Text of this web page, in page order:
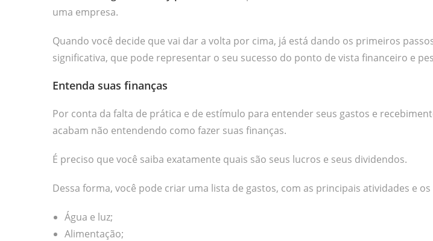
uma empresa.
Quando você decide que vai dar a volta por cima, já está dando os primeiros
significativa, que pode representar o seu sucesso do ponto de vista financeiro e
Entenda suas finanças
Por conta da falta de prática e de estímulo para entender seus gastos e
acabam não entendendo como fazer suas finanças.
É preciso que você saiba exatamente quais são seus lucros e seus dividendos.
Dessa forma, você pode criar uma lista de gastos, com as principais atividades e
Água e luz;
Alimentação;